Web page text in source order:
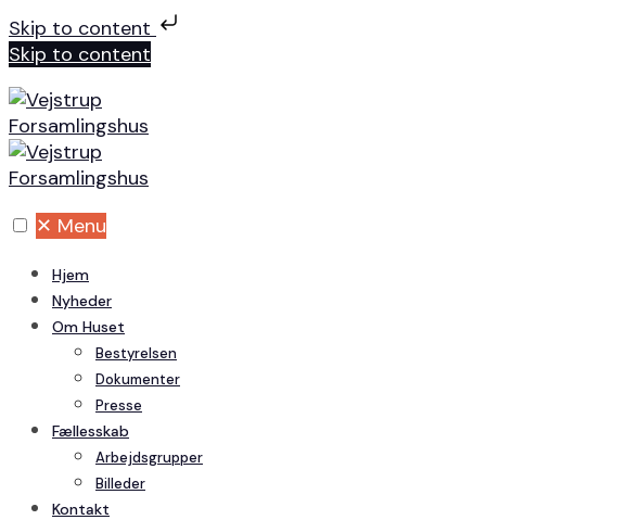
Skip to content
Skip to content
✕ Menu
Hjem
Nyheder
Om Huset
Bestyrelsen
Dokumenter
Presse
Fællesskab
Arbejdsgrupper
Billeder
Kontakt